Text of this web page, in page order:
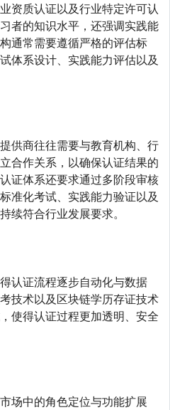
资质认证以及行业特定许可认
者的知识水平，还强调实践能
通常需要遵循严格的评估标
体系设计、实践能力评估以及
供商往往需要与教育机构、行
合作关系，以确保认证结果的
证体系还要求通过多阶段审核
准化考试、实践能力验证以及
续符合行业发展要求。
认证流程逐步自动化与数据
技术以及区块链学历存证技术
使得认证过程更加透明、安全
场中的角色定位与功能扩展